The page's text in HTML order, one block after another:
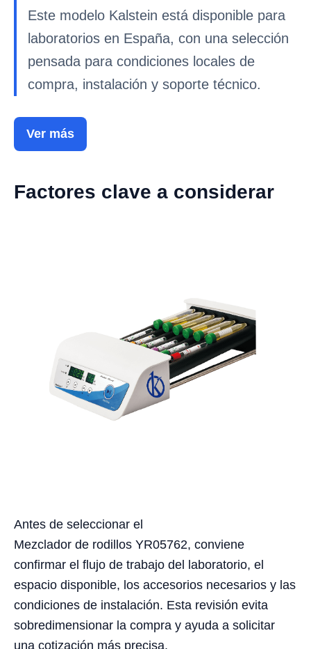
Este modelo Kalstein está disponible para
laboratorios en España, con una selección
pensada para condiciones locales de
compra, instalación y soporte técnico.
Ver más
Factores clave a considerar
Antes de seleccionar el
Mezclador de rodillos YR05762, conviene
confirmar el flujo de trabajo del laboratorio, el
espacio disponible, los accesorios necesarios y las
condiciones de instalación. Esta revisión evita
sobredimensionar la compra y ayuda a solicitar
una cotización más precisa.